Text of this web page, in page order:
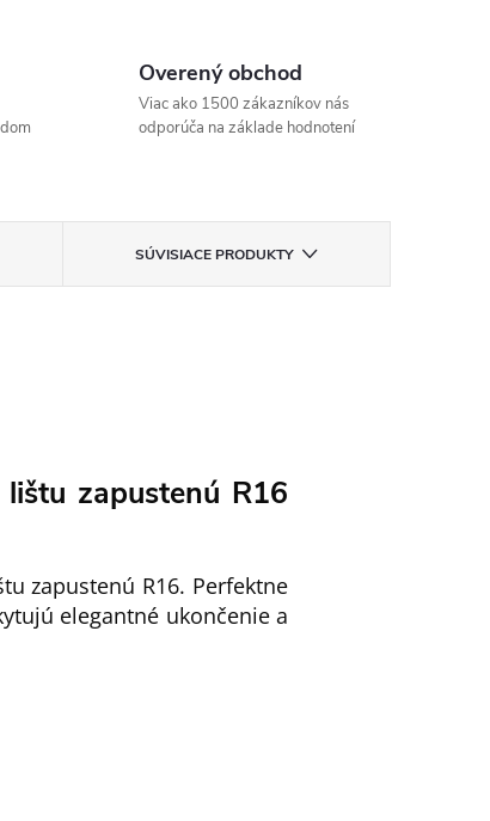
Overený obchod
Viac ako 1500 zákazníkov nás
odporúča na základe hodnotení
SÚVISIACE PRODUKTY
zapustenú R16
zapustenú R16. Perfektne
elegantné ukončenie a